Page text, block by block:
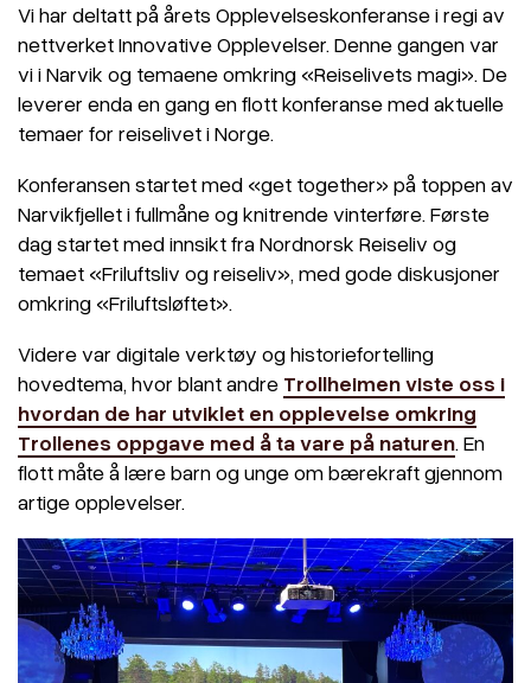
Vi har deltatt på årets Opplevelseskonferanse i regi av
nettverket Innovative Opplevelser. Denne gangen var
vi i Narvik og temaene omkring «Reiselivets magi». De
leverer enda en gang en flott konferanse med aktuelle
temaer for reiselivet i Norge.
Konferansen startet med «get together» på toppen av
Narvikfjellet i fullmåne og knitrende vinterføre. Første
dag startet med innsikt fra Nordnorsk Reiseliv og
temaet «Friluftsliv og reiseliv», med gode diskusjoner
omkring «Friluftsløftet».
Videre var digitale verktøy og historiefortelling
hovedtema, hvor blant andre Trollheimen viste oss i
hvordan de har utviklet en opplevelse omkring
Trollenes oppgave med å ta vare på naturen. En
flott måte å lære barn og unge om bærekraft gjennom
artige opplevelser.